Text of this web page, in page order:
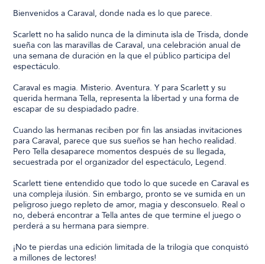
Bienvenidos a Caraval, donde nada es lo que parece.
Scarlett no ha salido nunca de la diminuta isla de Trisda, donde
sueña con las maravillas de Caraval, una celebración anual de
una semana de duración en la que el público participa del
espectáculo.
Caraval es magia. Misterio. Aventura. Y para Scarlett y su
querida hermana Tella, representa la libertad y una forma de
escapar de su despiadado padre.
Cuando las hermanas reciben por fin las ansiadas invitaciones
para Caraval, parece que sus sueños se han hecho realidad.
Pero Tella desaparece momentos después de su llegada,
secuestrada por el organizador del espectáculo, Legend.
Scarlett tiene entendido que todo lo que sucede en Caraval es
una compleja ilusión. Sin embargo, pronto se ve sumida en un
peligroso juego repleto de amor, magia y desconsuelo. Real o
no, deberá encontrar a Tella antes de que termine el juego o
perderá a su hermana para siempre.
¡No te pierdas una edición limitada de la trilogía que conquistó
a millones de lectores!